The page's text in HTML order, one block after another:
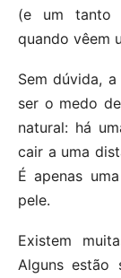
(e um tanto
quando vêem
Sem dúvida,
ser o medo
natural: há
cair a uma
É apenas
pele.
Existem
Alguns estão